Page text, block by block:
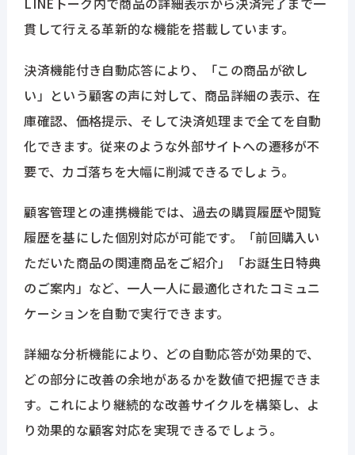
貫して行える革新的な機能を搭載しています。
決済機能付き自動応答により、「この商品が欲し
い」という顧客の声に対して、商品詳細の表示、在
庫確認、価格提示、そして決済処理まで全てを自動
化できます。従来のような外部サイトへの遷移が不
要で、カゴ落ちを大幅に削減できるでしょう。
顧客管理との連携機能では、過去の購買履歴や閲覧
履歴を基にした個別対応が可能です。「前回購入い
ただいた商品の関連商品をご紹介」「お誕生日特典
のご案内」など、一人一人に最適化されたコミュニ
ケーションを自動で実行できます。
詳細な分析機能により、どの自動応答が効果的で、
どの部分に改善の余地があるかを数値で把握できま
す。これにより継続的な改善サイクルを構築し、よ
り効果的な顧客対応を実現できるでしょう。